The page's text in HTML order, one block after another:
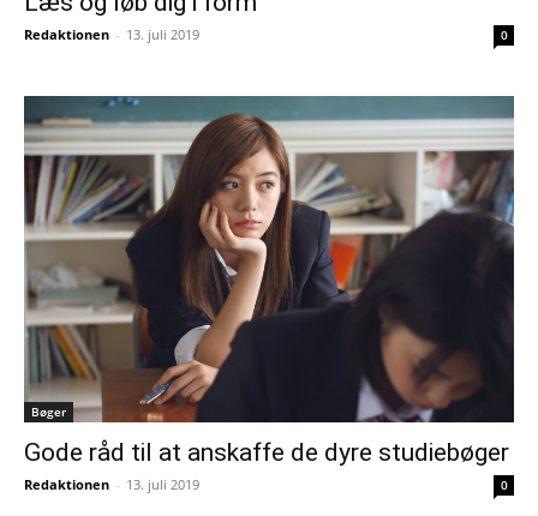
Redaktionen - 13. juli 2019 0
Bøger
Gode råd til at anskaffe de dyre studiebøger
Redaktionen - 13. juli 2019 0